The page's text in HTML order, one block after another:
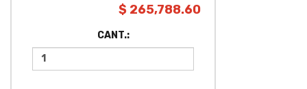
$ 265,788.60
CANT.: